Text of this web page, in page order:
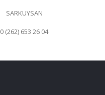
SARKUYSAN
0 (262) 653 26 04